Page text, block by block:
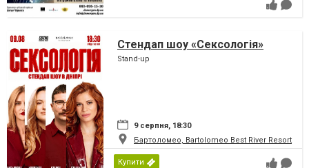
Стендап шоу «Сексологія»
Stand-up
9 серпня, 18:30
Бартоломео, Bartolomeo Best River Resort
Купити